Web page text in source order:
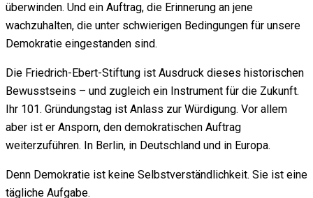
überwinden. Und ein Auftrag, die Erinnerung an jene
wachzuhalten, die unter schwierigen Bedingungen für unsere
Demokratie eingestanden sind.
Die Friedrich-Ebert-Stiftung ist Ausdruck dieses historischen
Bewusstseins – und zugleich ein Instrument für die Zukunft.
Ihr 101. Gründungstag ist Anlass zur Würdigung. Vor allem
aber ist er Ansporn, den demokratischen Auftrag
weiterzuführen. In Berlin, in Deutschland und in Europa.
Denn Demokratie ist keine Selbstverständlichkeit. Sie ist eine
tägliche Aufgabe.